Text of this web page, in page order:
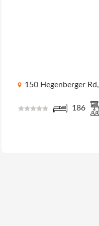
150 Hegenberger
186